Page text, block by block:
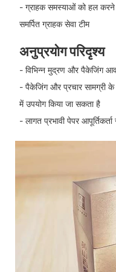
- ग्राहक समस्याओं को हल करने
समर्पित ग्राहक सेवा टीम
अनुप्रयोग परिदृश्य
- विभिन्न मुद्रण और पैकेजिंग
- पैकेजिंग और प्रचार सामग्री के
में उपयोग किया जा सकता है
- लागत प्रभावी पेपर